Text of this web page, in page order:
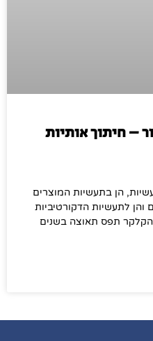
– חיתוך אותיות
הן בתעשיות המוצרים
והן לתעשיות הדקורטיביות
הקלקר תפס תאוצה בשנים